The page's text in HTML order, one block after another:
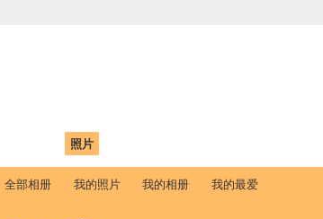
照片
全部相册 我的照片 我的相册 我的最爱